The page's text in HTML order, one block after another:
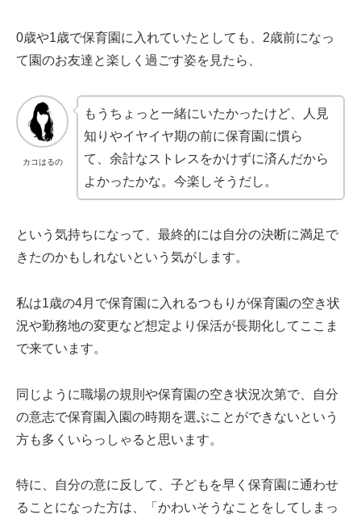
0歳や1歳で保育園に入れていたとしても、2歳前になっ
て園のお友達と楽しく過ごす姿を見たら、
カコはるの
もうちょっと一緒にいたかったけど、人見
知りやイヤイヤ期の前に保育園に慣ら
て、余計なストレスをかけずに済んだから
よかったかな。今楽しそうだし。
という気持ちになって、最終的には自分の決断に満足で
きたのかもしれないという気がします。
私は1歳の4月で保育園に入れるつもりが保育園の空き状
況や勤務地の変更など想定より保活が長期化してここま
で来ています。
同じように職場の規則や保育園の空き状況次第で、自分
の意志で保育園入園の時期を選ぶことができないという
方も多くいらっしゃると思います。
特に、自分の意に反して、子どもを早く保育園に通わせ
ることになった方は、「かわいそうなことをしてしまっ